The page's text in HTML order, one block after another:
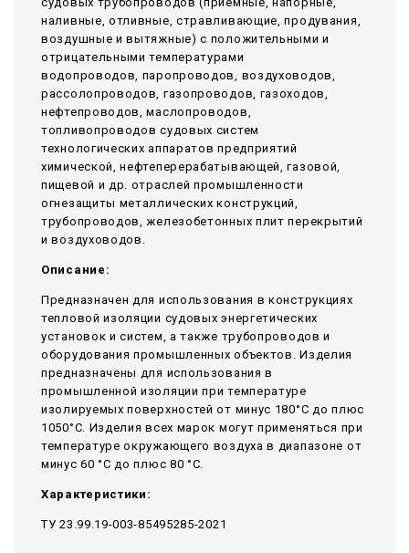
наливные, отливные, стравливающие, продувания,
воздушные и вытяжные) с положительными и
отрицательными температурами
водопроводов, паропроводов, воздуховодов,
рассолопроводов, газопроводов, газоходов,
нефтепроводов, маслопроводов,
топливопроводов судовых систем
технологических аппаратов предприятий
химической, нефтеперерабатывающей, газовой,
пищевой и др. отраслей промышленности
огнезащиты металлических конструкций,
трубопроводов, железобетонных плит перекрытий
и воздуховодов.
Описание:
Предназначен для использования в конструкциях
тепловой изоляции судовых энергетических
установок и систем, а также трубопроводов и
оборудования промышленных объектов. Изделия
предназначены для использования в
промышленной изоляции при температуре
изолируемых поверхностей от минус 180°С до плюс
1050°С. Изделия всех марок могут применяться при
температуре окружающего воздуха в диапазоне от
минус 60 °С до плюс 80 °С.
Характеристики:
ТУ 23.99.19-003-85495285-2021